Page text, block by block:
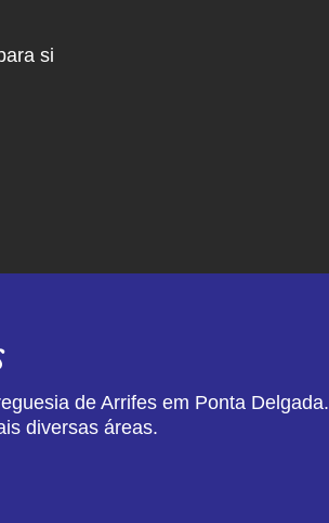
si
de Arrifes em Ponta Delgada.
diversas áreas.